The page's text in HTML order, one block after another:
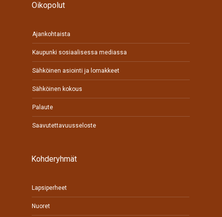
Oikopolut
Ajankohtaista
Kaupunki sosiaalisessa mediassa
Sähköinen asiointi ja lomakkeet
Sähköinen kokous
Palaute
Saavutettavuusseloste
Kohderyhmät
Lapsiperheet
Nuoret